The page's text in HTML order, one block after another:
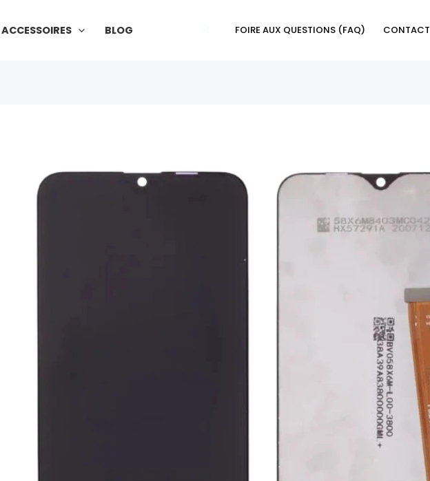
ACCESSOIRES BLOG Rechercher
FOIRE AUX QUESTIONS (FAQ)
A10e